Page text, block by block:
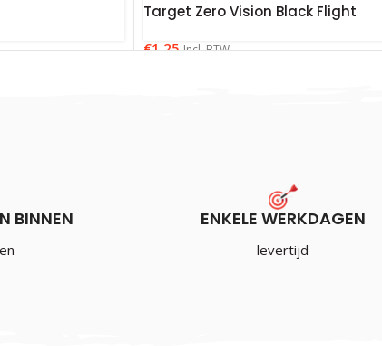
Target Zero Vision Black Flight
€1.25 Incl. BTW
BINNEN ENKELE WERKDAGEN
levertijd